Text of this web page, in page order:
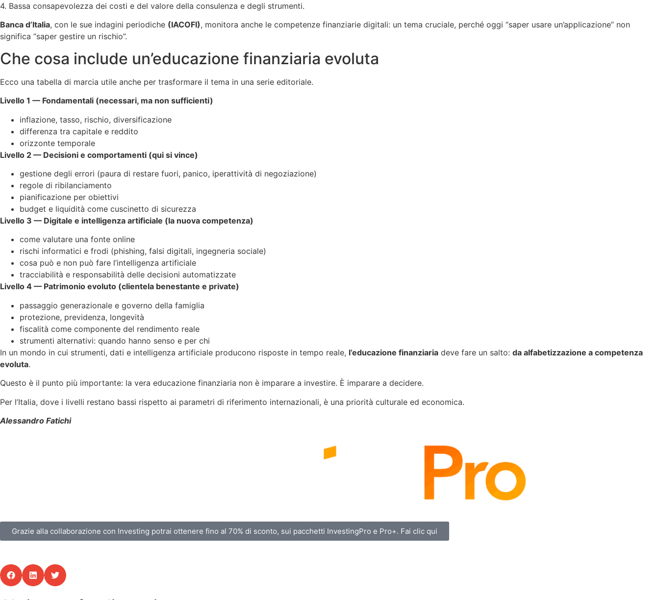
4. Bassa consapevolezza dei costi e del valore della consulenza e degli strumenti.
Banca d’Italia, con le sue indagini periodiche (IACOFI), monitora anche le competenze finanziarie digitali: un tema cruciale, perché oggi “saper usare un’applicazione” non
significa “saper gestire un rischio”.
Che cosa include un’educazione finanziaria evoluta
Ecco una tabella di marcia utile anche per trasformare il tema in una serie editoriale.
Livello 1 — Fondamentali (necessari, ma non sufficienti)
inflazione, tasso, rischio, diversificazione
differenza tra capitale e reddito
orizzonte temporale
Livello 2 — Decisioni e comportamenti (qui si vince)
gestione degli errori (paura di restare fuori, panico, iperattività di negoziazione)
regole di ribilanciamento
pianificazione per obiettivi
budget e liquidità come cuscinetto di sicurezza
Livello 3 — Digitale e intelligenza artificiale (la nuova competenza)
come valutare una fonte online
rischi informatici e frodi (phishing, falsi digitali, ingegneria sociale)
cosa può e non può fare l’intelligenza artificiale
tracciabilità e responsabilità delle decisioni automatizzate
Livello 4 — Patrimonio evoluto (clientela benestante e private)
passaggio generazionale e governo della famiglia
protezione, previdenza, longevità
fiscalità come componente del rendimento reale
strumenti alternativi: quando hanno senso e per chi
In un mondo in cui strumenti, dati e intelligenza artificiale producono risposte in tempo reale, l’educazione finanziaria deve fare un salto: da alfabetizzazione a competenza
evoluta.
Questo è il punto più importante: la vera educazione finanziaria non è imparare a investire. È imparare a decidere.
Per l’Italia, dove i livelli restano bassi rispetto ai parametri di riferimento internazionali, è una priorità culturale ed economica.
Alessandro Fatichi
Grazie alla collaborazione con Investing potrai ottenere fino al 70% di sconto, sui pacchetti InvestingPro e Pro+. Fai clic qui